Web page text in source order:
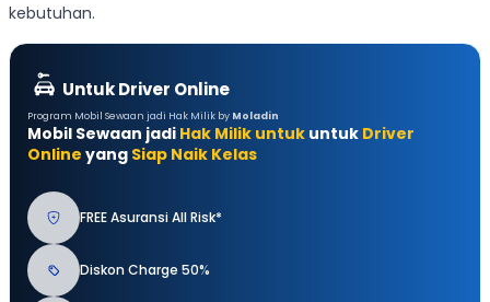
kebutuhan.
Untuk Driver Online
Program Mobil Sewaan jadi Hak Milik by Moladin
Mobil Sewaan jadi Hak Milik untuk untuk Driver
Online yang Siap Naik Kelas
FREE Asuransi All Risk*
Diskon Charge 50%